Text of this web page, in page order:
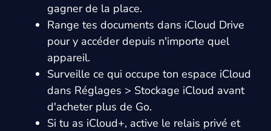
gagner de la place.
Range tes documents dans iCloud Drive
pour y accéder depuis n'importe quel
appareil.
Surveille ce qui occupe ton espace iCloud
dans Réglages > Stockage iCloud avant
d'acheter plus de Go.
Si tu as iCloud+, active le relais privé et